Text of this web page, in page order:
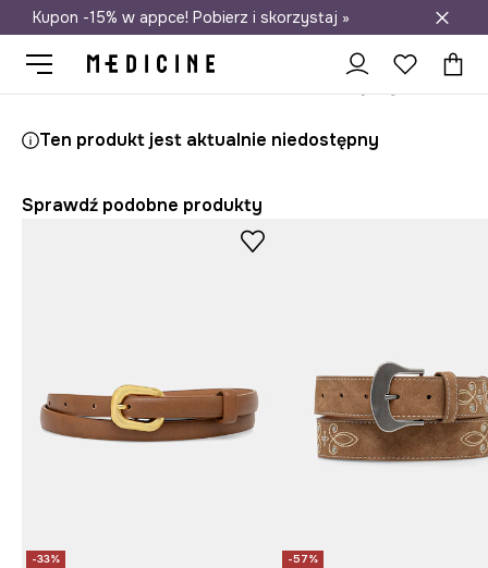
Darmowa dostawa do salonów
Kupon -15% w appce! Pobierz i skorzystaj »
Ten produkt jest aktualnie niedostępny
Sprawdź podobne produkty
-33%
-57%